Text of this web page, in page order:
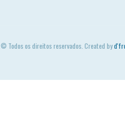
Todos os direitos reservados. Created by